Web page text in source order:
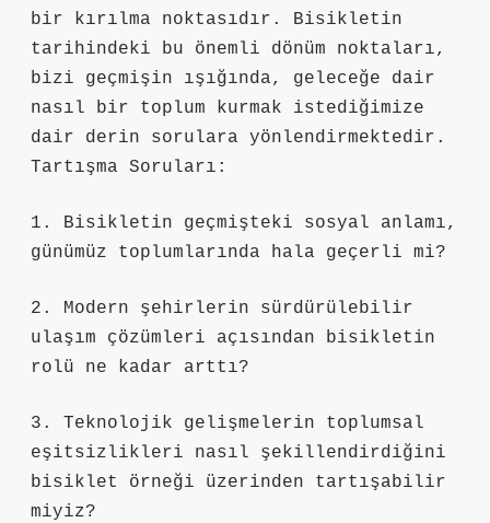
bir kırılma noktasıdır. Bisikletin
tarihindeki bu önemli dönüm noktaları,
bizi geçmişin ışığında, geleceğe dair
nasıl bir toplum kurmak istediğimize
dair derin sorulara yönlendirmektedir.
Tartışma Soruları:
1. Bisikletin geçmişteki sosyal anlamı,
günümüz toplumlarında hala geçerli mi?
2. Modern şehirlerin sürdürülebilir
ulaşım çözümleri açısından bisikletin
rolü ne kadar arttı?
3. Teknolojik gelişmelerin toplumsal
eşitsizlikleri nasıl şekillendirdiğini
bisiklet örneği üzerinden tartışabilir
miyiz?